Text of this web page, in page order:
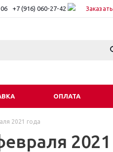
+7 (916) 060-27-42
ОПЛАТА
2021 года
2021